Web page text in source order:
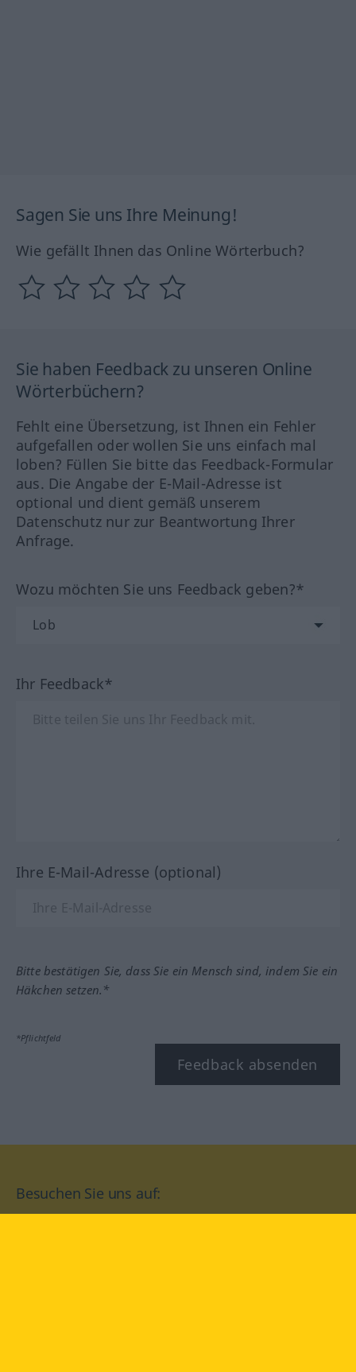
Sagen Sie uns Ihre Meinung!
Wie gefällt Ihnen das Online Wörterbuch?
Sie haben Feedback zu unseren Online
Wörterbüchern?
Fehlt eine Übersetzung, ist Ihnen ein Fehler
aufgefallen oder wollen Sie uns einfach mal
loben? Füllen Sie bitte das Feedback-Formular
aus. Die Angabe der E-Mail-Adresse ist
optional und dient gemäß unserem
Datenschutz nur zur Beantwortung Ihrer
Anfrage.
Wozu möchten Sie uns Feedback geben?*
Ihr Feedback*
Ihre E-Mail-Adresse (optional)
Bitte bestätigen Sie, dass Sie ein Mensch sind, indem Sie ein
Häkchen setzen.*
*Pflichtfeld
Feedback absenden
Besuchen Sie uns auf: